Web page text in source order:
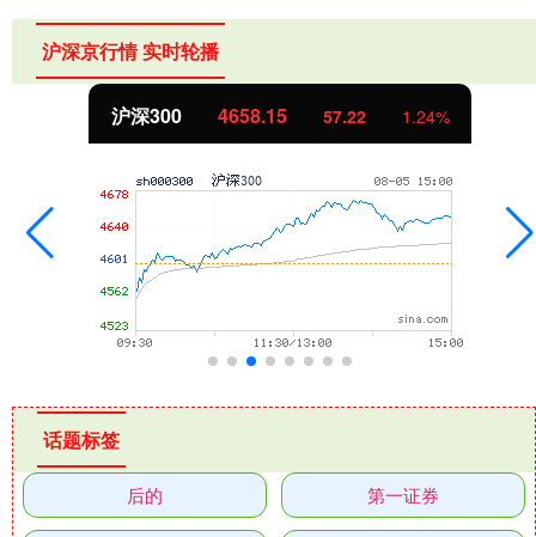
沪深京行情 实时轮播
北证50 1119.46
话题标签
后的 第一证券